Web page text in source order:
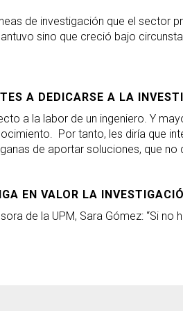
de investigación que el sector
sino que creció bajo
A DEDICARSE A LA
a la labor de un ingeniero. Y
Por tanto, les diría que
de aportar soluciones, que
EN VALOR LA
de la UPM, Sara Gómez: “Si no